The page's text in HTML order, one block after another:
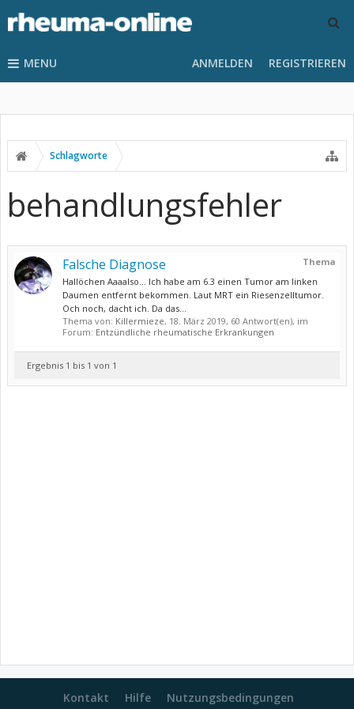
MENU ANMELDEN REGISTRIEREN
Schlagworte
behandlungsfehler
Thema
Falsche Diagnose
Hallöchen Aaaalso... Ich habe am 6.3 einen Tumor am linken
Daumen entfernt bekommen. Laut MRT ein Riesenzelltumor.
Och noch, dacht ich. Da das...
Thema von: Killermieze, 18. März 2019, 60 Antwort(en), im
Forum: Entzündliche rheumatische Erkrankungen
Ergebnis 1 bis 1 von 1
Kontakt Hilfe Nutzungsbedingungen